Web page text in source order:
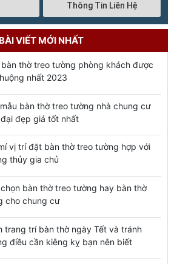
Thông Tin Liên Hệ
BÀI VIẾT MỚI NHẤT
bàn thờ treo tường phòng khách được
nhất 2023
bàn thờ treo tường nhà chung cư
đại đẹp giá tốt nhất
vị trí đặt bàn thờ treo tường hợp với
thủy gia chủ
bàn thờ treo tường hay bàn thờ
cho chung cư
trang trí bàn thờ ngày Tết và tránh
điều cần kiêng kỵ bạn nên biết